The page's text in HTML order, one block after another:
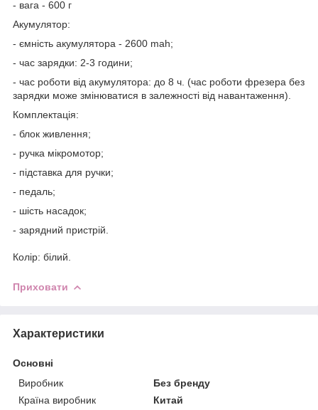
- вага - 600 г
Акумулятор:
- ємність акумулятора - 2600 mah;
- час зарядки: 2-3 години;
- час роботи від акумулятора: до 8 ч. (час роботи фрезера без
зарядки може змінюватися в залежності від навантаження).
Комплектація:
- блок живлення;
- ручка мікромотор;
- підставка для ручки;
- педаль;
- шість насадок;
- зарядний пристрій.
Колір: білий.
Приховати
Характеристики
Основні
Виробник
Без бренду
Країна виробник
Китай